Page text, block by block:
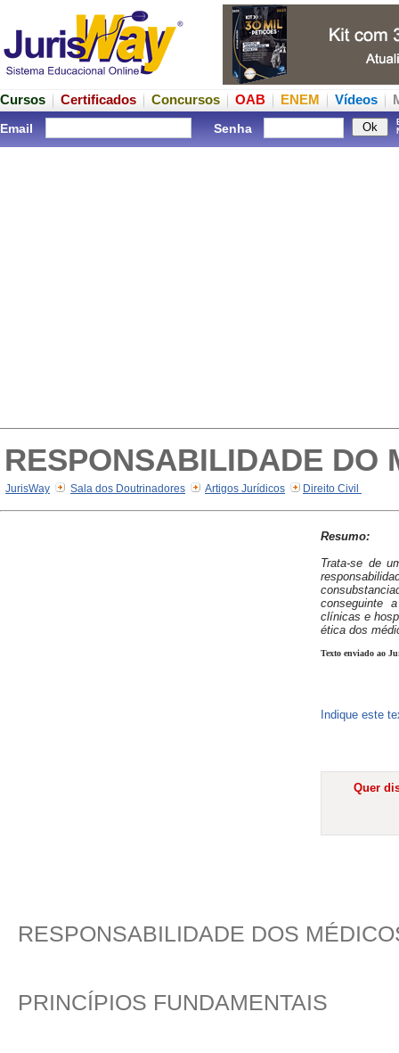
Cursos Certificados Concursos OAB ENEM Vídeos
Email Senha
RESPONSABILIDADE DO
JurisWay Sala dos Doutrinadores Artigos Jurídicos Direito Civil
Resumo:
Trata-se de
conseguinte
clínicas e
ética dos
Texto enviado ao
Indique este
Quer
RESPONSABILIDADE DOS
PRINCÍPIOS FUNDAMENTAIS